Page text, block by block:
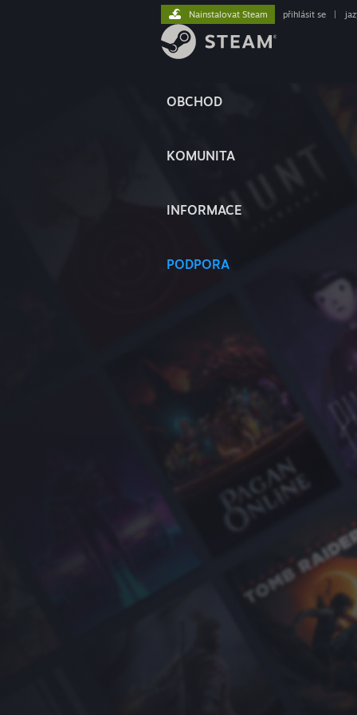
OBCHOD
KOMUNITA
INFORMACE
PODPORA
Nainstalovat Steam přihlásit se